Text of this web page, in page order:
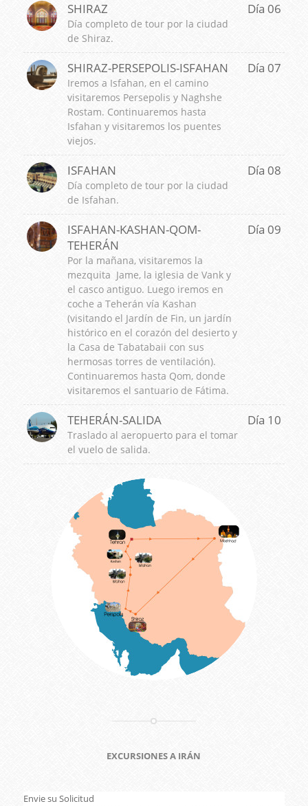
SHIRAZ Día 06
Día completo de tour por la ciudad
de Shiraz.
SHIRAZ-PERSEPOLIS-ISFAHAN Día 07
Iremos a Isfahan, en el camino
visitaremos Persepolis y Naghshe
Rostam. Continuaremos hasta
Isfahan y visitaremos los puentes
viejos.
ISFAHAN Día 08
Día completo de tour por la ciudad
de Isfahan.
ISFAHAN-KASHAN-QOM-
TEHERÁN
Día 09
Por la mañana, visitaremos la
mezquita Jame, la iglesia de Vank y
el casco antiguo. Luego iremos en
coche a Teherán vía Kashan
(visitando el Jardín de Fin, un jardín
histórico en el corazón del desierto y
la Casa de Tabatabaii con sus
hermosas torres de ventilación).
Continuaremos hasta Qom, donde
visitaremos el santuario de Fátima.
TEHERÁN-SALIDA Día 10
Traslado al aeropuerto para el tomar
el vuelo de salida.
EXCURSIONES A IRÁN
Envie su Solicitud